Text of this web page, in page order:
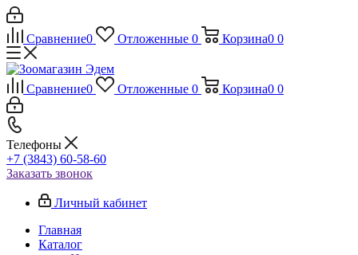
Сравнение0 Отложенные 0 Корзина0 0
Сравнение0 Отложенные 0 Корзина0 0
Телефоны
+7 (3843) 60-58-60
Заказать звонок
Личный кабинет
Главная
Каталог